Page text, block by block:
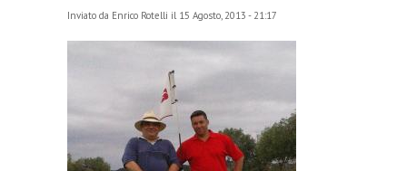
Inviato da Enrico Rotelli il 15 Agosto, 2013 - 21:17